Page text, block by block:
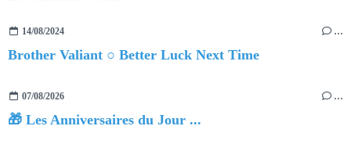
14/08/2024 …
Brother Valiant ○ Better Luck Next Time
07/08/2026 …
🎁 Les Anniversaires du Jour ...